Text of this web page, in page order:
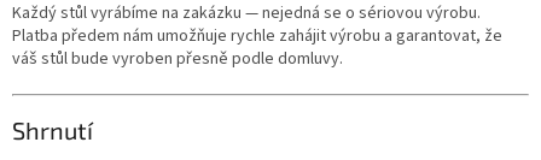
Každý stůl vyrábíme na zakázku — nejedná se o sériovou výrobu.
Platba předem nám umožňuje rychle zahájit výrobu a garantovat, že
váš stůl bude vyroben přesně podle domluvy.
Shrnutí